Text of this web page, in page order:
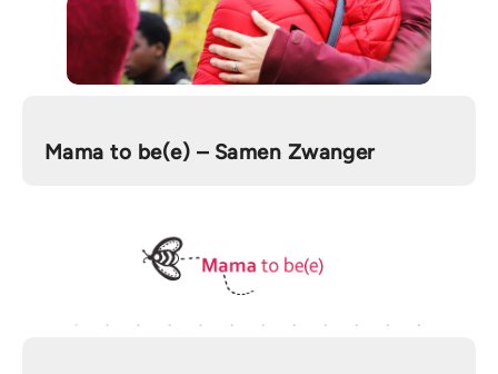
Mama to be(e) – Samen Zwanger